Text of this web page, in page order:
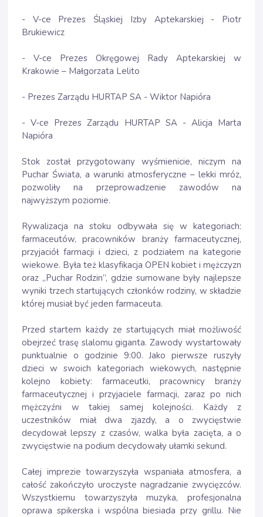
- V-ce Prezes Śląskiej Izby Aptekarskiej - Piotr
Brukiewicz
- V-ce Prezes Okręgowej Rady Aptekarskiej w
Krakowie – Małgorzata Lelito
- Prezes Zarządu HURTAP SA - Wiktor Napióra
- V-ce Prezes Zarządu HURTAP SA - Alicja Marta
Napióra
Stok został przygotowany wyśmienicie, niczym na
Puchar Świata, a warunki atmosferyczne – lekki mróz,
pozwoliły na przeprowadzenie zawodów na
najwyższym poziomie.
Rywalizacja na stoku odbywała się w kategoriach:
farmaceutów, pracowników branży farmaceutycznej,
przyjaciół farmacji i dzieci, z podziałem na kategorie
wiekowe. Była też klasyfikacja OPEN kobiet i mężczyzn
oraz „Puchar Rodzin”, gdzie sumowane były najlepsze
wyniki trzech startujących członków rodziny, w składzie
której musiał być jeden farmaceuta.
Przed startem każdy ze startujących miał możliwość
obejrzeć trasę slalomu giganta. Zawody wystartowały
punktualnie o godzinie 9:00. Jako pierwsze ruszyły
dzieci w swoich kategoriach wiekowych, następnie
kolejno kobiety: farmaceutki, pracownicy branży
farmaceutycznej i przyjaciele farmacji, zaraz po nich
mężczyźni w takiej samej kolejności. Każdy z
uczestników miał dwa zjazdy, a o zwycięstwie
decydował lepszy z czasów, walka była zacięta, a o
zwycięstwie na podium decydowały ułamki sekund.
Całej imprezie towarzyszyła wspaniała atmosfera, a
całość zakończyło uroczyste nagradzanie zwycięzców.
Wszystkiemu towarzyszyła muzyka, profesjonalna
oprawa spikerska i wspólna biesiada przy grillu. Nie